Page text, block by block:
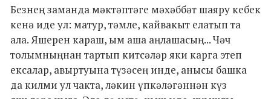
Безнең заманда мәктәптәге мәхәббәт шаяру кебек
кенә иде ул: матур, тәмле, кайвакыт елатып та
ала. Яшерен караш, ым аша аңлашасың... Чәч
толымныңнан тартып китсәләр яки карга этеп
ексалар, авыртуына түзәсең инде, анысы башка
да килми ул чакта, ләкин үпкәләгәннән күз